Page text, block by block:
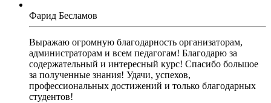
Фарид Бесламов
Выражаю огромную благодарность организаторам,
администраторам и всем педагогам! Благодарю за
содержательный и интересный курс! Спасибо большое
за полученные знания! Удачи, успехов,
профессиональных достижений и только благодарных
студентов!